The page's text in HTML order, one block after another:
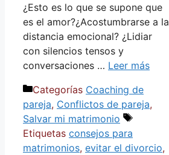
¿Esto es lo que se supone que
es el amor?¿Acostumbrarse a la
distancia emocional? ¿Lidiar
con silencios tensos y
conversaciones … Leer más
Categorías Coaching de
pareja, Conflictos de pareja,
Salvar mi matrimonio
Etiquetas consejos para
matrimonios, evitar el divorcio,